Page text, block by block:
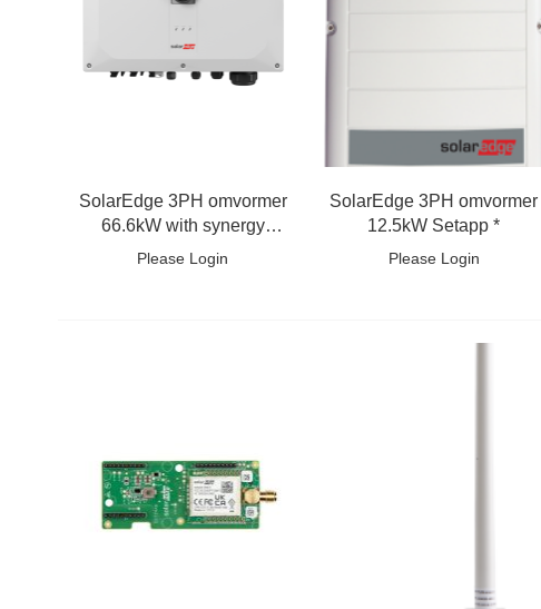
SolarEdge 3PH omvormer
66.6kW with synergy
technology
Please Login
SolarEdge 3PH omvormer
12.5kW Setapp *
Please Login